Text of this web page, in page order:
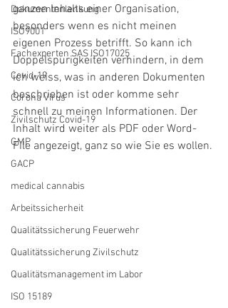
Dokumentenlenkung
ISO9001
Fachexperten SAS ISO17025
Covid-19
Corona Virus
Zivilschutz Covid-19
GMP
GACP
medical cannabis
Arbeitssicherheit
Qualitätssicherung Feuerwehr
Qualitätssicherung Zivilschutz
Qualitätsmanagement im Labor
ISO 15189
ganzen Inhalts einer Organisation,
besonders wenn es nicht meinen
eigenen Prozess betrifft. So kann ich
Doppelspurigkeiten verhindern, in dem
ich weiss, was in anderen Dokumenten
beschrieben ist oder komme sehr
schnell zu meinen Informationen. Der
Inhalt wird weiter als PDF oder Word-
File angezeigt, ganz so wie Sie es wollen.